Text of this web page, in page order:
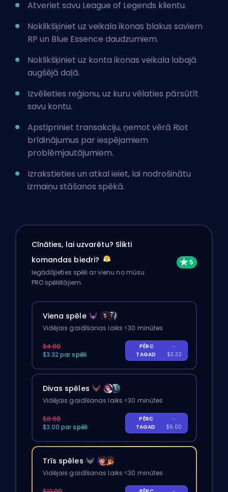
Atveriet savu League of Legends klientu.
Noklikšķiniet uz veikala ikonas blakus saviem
RP un Blue Essence daudzumiem.
Noklikšķiniet uz konta ikonas veikala labajā
augšējā daļā.
Izvēlieties reģionu, uz kuru vēlaties pārsūtīt
savu kontu.
Apstipriniet transakciju, ņemot vērā Riot
brīdinājumus par iespējamiem
problēmjautājumiem.
Izrakstieties un atkal ieiet, lai nodrošinātu
izmaiņu stāšanos spēkā.
Cīnāties, lai uzvarētu? Slikti
komandas biedri?
Iegādājieties spēli ar vienu no mūsu
PRO spēlētājiem.
Viena spēle
Vidējais gaidīšanas laiks <30 minūtes
$4.00
$3.32 par spēli
PĒRC
TAGAD
-
$3.32
Divas spēles
Vidējais gaidīšanas laiks <30 minūtes
$8.00
$3.00 par spēli
PĒRC
TAGAD
-
$6.00
Trīs spēles
Vidējais gaidīšanas laiks <30 minūtes